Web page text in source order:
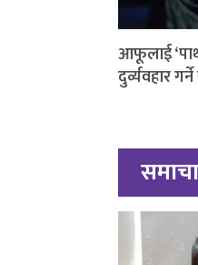
आफूलाई
दुर्व्यवहार